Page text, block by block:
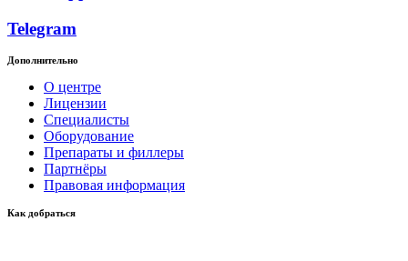
Telegram
Дополнительно
О центре
Лицензии
Специалисты
Оборудование
Препараты и филлеры
Партнёры
Правовая информация
Как добраться